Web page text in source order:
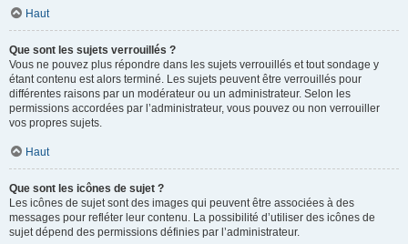
Haut
Que sont les sujets verrouillés ?
Vous ne pouvez plus répondre dans les sujets verrouillés et tout sondage y
étant contenu est alors terminé. Les sujets peuvent être verrouillés pour
différentes raisons par un modérateur ou un administrateur. Selon les
permissions accordées par l’administrateur, vous pouvez ou non verrouiller
vos propres sujets.
Haut
Que sont les icônes de sujet ?
Les icônes de sujet sont des images qui peuvent être associées à des
messages pour refléter leur contenu. La possibilité d’utiliser des icônes de
sujet dépend des permissions définies par l’administrateur.